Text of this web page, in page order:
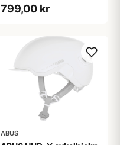
799,00 kr
ABUS